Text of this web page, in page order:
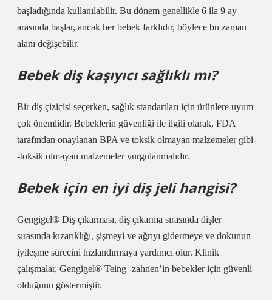
başladığında kullanılabilir. Bu dönem genellikle 6 ila 9 ay
arasında başlar, ancak her bebek farklıdır, böylece bu zaman
alanı değişebilir.
Bebek diş kaşıyıcı sağlıklı mı?
Bir diş çizicisi seçerken, sağlık standartları için ürünlere uyum
çok önemlidir. Bebeklerin güvenliği ile ilgili olarak, FDA
tarafından onaylanan BPA ve toksik olmayan malzemeler gibi
-toksik olmayan malzemeler vurgulanmalıdır.
Bebek için en iyi diş jeli hangisi?
Gengigel® Diş çıkarması, diş çıkarma sırasında dişler
sırasında kızarıklığı, şişmeyi ve ağrıyı gidermeye ve dokunun
iyileşme sürecini hızlandırmaya yardımcı olur. Klinik
çalışmalar, Gengigel® Teing -zahnen’in bebekler için güvenli
olduğunu göstermiştir.